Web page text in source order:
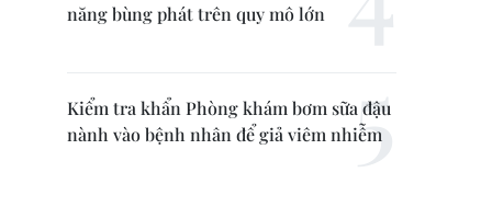
năng bùng phát trên quy mô lớn
Kiểm tra khẩn Phòng khám bơm sữa đậu
nành vào bệnh nhân để giả viêm nhiễm